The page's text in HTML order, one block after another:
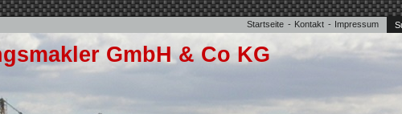
Startseite Kontakt Impressum
GmbH & Co KG